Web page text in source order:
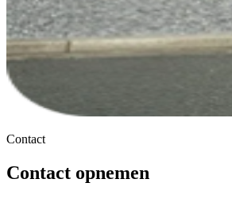
Contact
Contact opnemen